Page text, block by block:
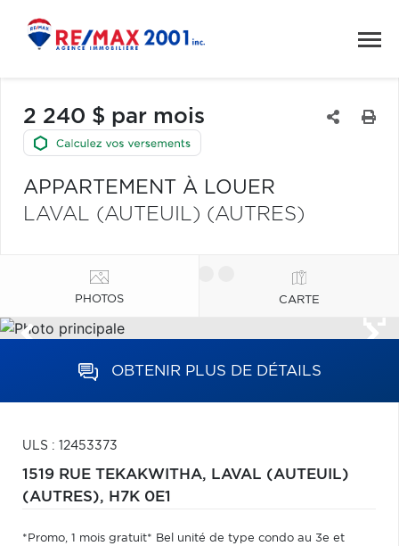
2 240 $ par mois
APPARTEMENT À LOUER
LAVAL (AUTEUIL) (AUTRES)
PHOTOS CARTE
OBTENIR PLUS DE DÉTAILS
ULS : 12453373
1519 RUE TEKAKWITHA, LAVAL (AUTEUIL)
(AUTRES), H7K 0E1
*Promo, 1 mois gratuit* Bel unité de type condo au 3e et